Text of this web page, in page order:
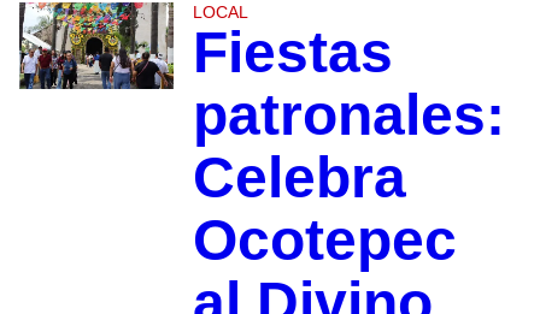
LOCAL
Fiestas
patronales:
Celebra
Ocotepec